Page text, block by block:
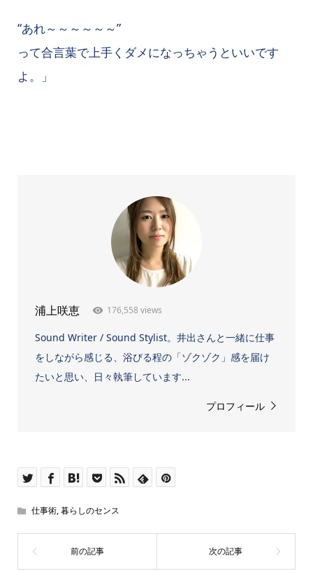
“あれ～～～～～～”
って合言葉で上手くダメになっちゃうといいです
よ。」
浦上咲恵 176,558 views
Sound Writer / Sound Stylist。井出さんと一緒に仕事
をしながら感じる、浴びる程の「ゾクゾク」感を届け
たいと思い、日々執筆しています...
プロフィール
仕事術,暮らしのセンス